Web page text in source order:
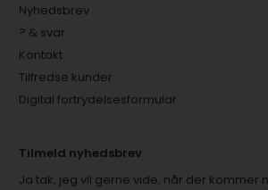
Nyhedsbrev
? & svar
Kontakt
Tilfredse kunder
Digital fortrydelsesformular
Tilmeld nyhedsbrev
Ja tak, jeg vil gerne vide, når der kommer